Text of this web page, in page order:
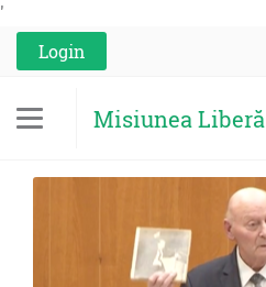
'
Login
Misiunea Liberă